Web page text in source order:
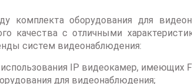
комплекта оборудования для
качества с отличными
систем видеонаблюдения:
IP видеокамер, имеющих
для видеонаблюдения;